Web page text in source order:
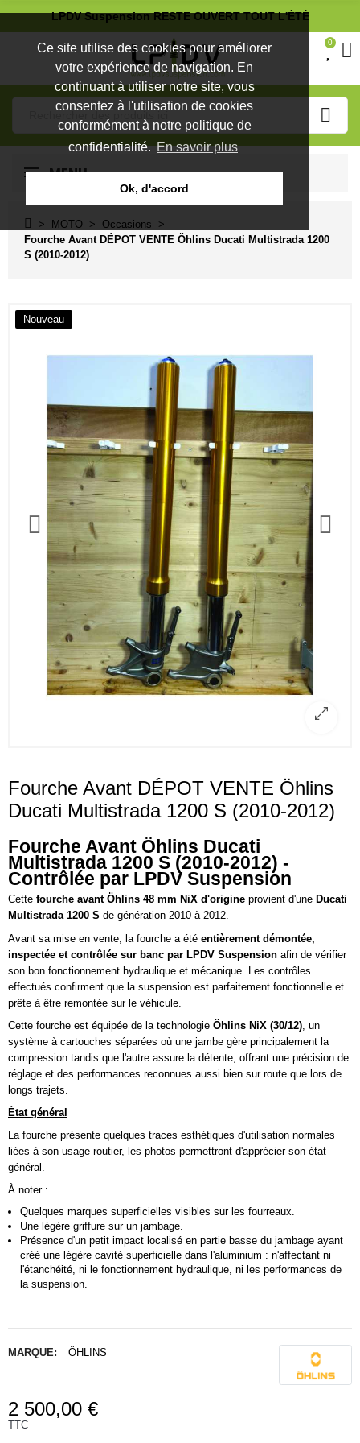
Ce site utilise des cookies pour améliorer
votre expérience de navigation. En
continuant à utiliser notre site, vous
consentez à l'utilisation de cookies
conformément à notre politique de
confidentialité.En savoir plus
Ok, d'accord
LPDV Suspension RESTE OUVERT TOUT L'ÉTÉ
0
MENU
MOTO
Occasions
Fourche Avant DÉPOT VENTE Öhlins Ducati Multistrada 1200
S (2010-2012)
Nouveau
Fourche Avant DÉPOT VENTE Öhlins
Ducati Multistrada 1200 S (2010-2012)
Fourche Avant Öhlins Ducati
Multistrada 1200 S (2010-2012) -
Contrôlée par LPDV Suspension
Cette fourche avant Öhlins 48 mm NiX d'origine provient d'une Ducati
Multistrada 1200 S de génération 2010 à 2012.
Avant sa mise en vente, la fourche a été entièrement démontée,
inspectée et contrôlée sur banc par LPDV Suspension afin de vérifier
son bon fonctionnement hydraulique et mécanique. Les contrôles
effectués confirment que la suspension est parfaitement fonctionnelle et
prête à être remontée sur le véhicule.
Cette fourche est équipée de la technologie Öhlins NiX (30/12) , un
système à cartouches séparées où une jambe gère principalement la
compression tandis que l'autre assure la détente, offrant une précision de
réglage et des performances reconnues aussi bien sur route que lors de
longs trajets.
État général
La fourche présente quelques traces esthétiques d'utilisation normales
liées à son usage routier, les photos permettront d'apprécier son état
général.
À noter :
Quelques marques superficielles visibles sur les fourreaux.
Une légère griffure sur un jambage.
Présence d'un petit impact localisé en partie basse du jambage ayant
créé une légère cavité superficielle dans l'aluminium : n'affectant ni
l'étanchéité, ni le fonctionnement hydraulique, ni les performances de
la suspension.
MARQUE: ÖHLINS
2 500,00 €
TTC